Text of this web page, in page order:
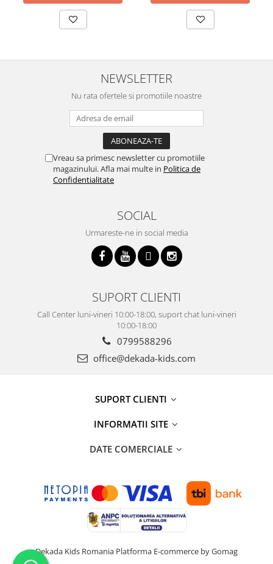
NEWSLETTER
Nu rata ofertele si promotiile noastre
Vreau sa primesc newsletter cu promotiile
magazinului. Afla mai multe in Politica de
Confidentialitate
SOCIAL
Urmareste-ne in social media
SUPORT CLIENTI
Call Center luni-vineri 10:00-18:00, suport chat luni-vineri
10:00-18:00
0799588296
office@dekada-kids.com
SUPORT CLIENTI
INFORMATII SITE
DATE COMERCIALE
Dekada Kids Romania Platforma E-commerce by Gomag